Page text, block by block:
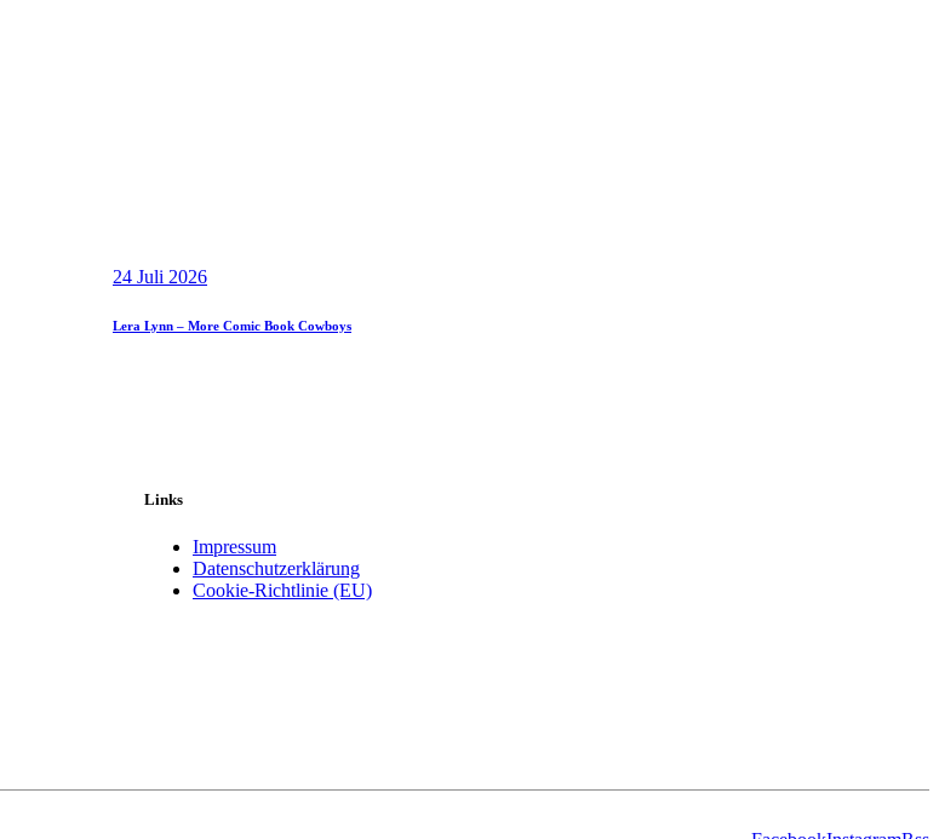
24 Juli 2026
Lera Lynn – More Comic Book Cowboys
Links
Impressum
Datenschutzerklärung
Cookie-Richtlinie (EU)